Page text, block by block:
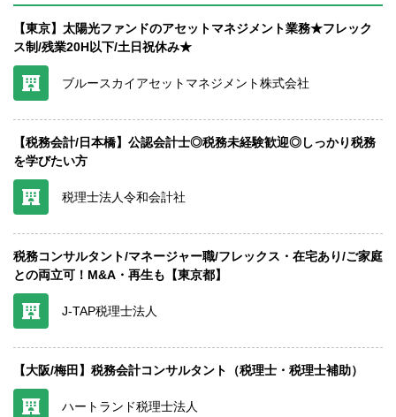
【東京】太陽光ファンドのアセットマネジメント業務★フレック
ス制/残業20H以下/土日祝休み★
ブルースカイアセットマネジメント株式会社
【税務会計/日本橋】公認会計士◎税務未経験歓迎◎しっかり税務
を学びたい方
税理士法人令和会計社
税務コンサルタント/マネージャー職/フレックス・在宅あり/ご家庭
との両立可！M&A・再生も【東京都】
J-TAP税理士法人
【大阪/梅田】税務会計コンサルタント（税理士・税理士補助）
ハートランド税理士法人